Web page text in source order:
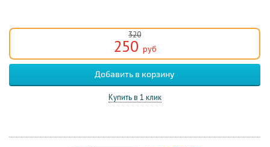
320
250 руб
Купить в 1 клик